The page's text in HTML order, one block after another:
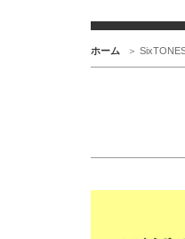
ホーム